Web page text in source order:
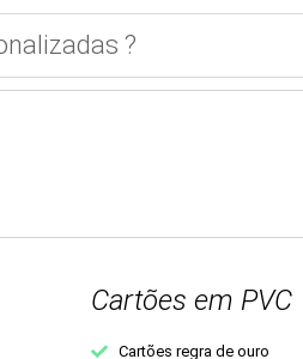
?
Cartões em PVC
Cartões regra de ouro